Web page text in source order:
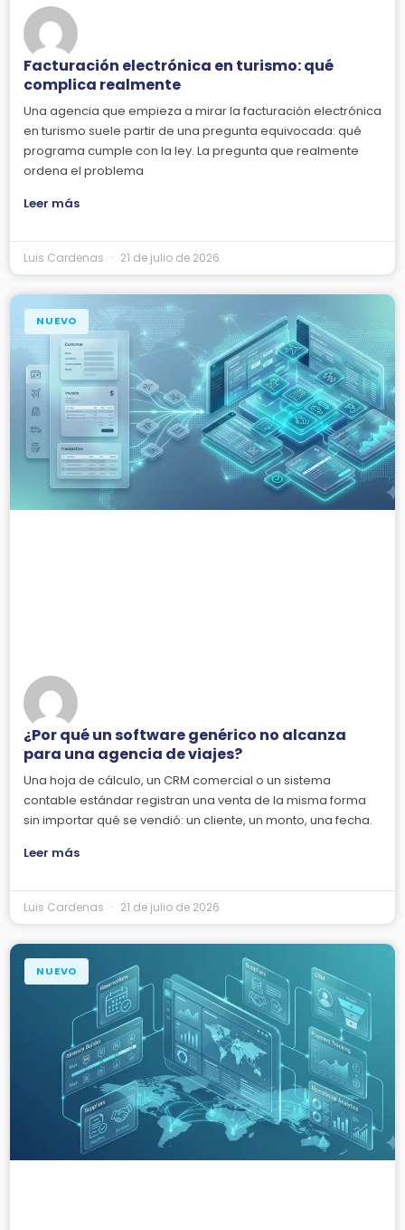
Facturación electrónica en turismo: qué
complica realmente
Una agencia que empieza a mirar la facturación electrónica
en turismo suele partir de una pregunta equivocada: qué
programa cumple con la ley. La pregunta que realmente
ordena el problema
Leer más
Luis Cardenas 21 de julio de 2026
NUEVO
¿Por qué un software genérico no alcanza
para una agencia de viajes?
Una hoja de cálculo, un CRM comercial o un sistema
contable estándar registran una venta de la misma forma
sin importar qué se vendió: un cliente, un monto, una fecha.
Leer más
Luis Cardenas 21 de julio de 2026
NUEVO